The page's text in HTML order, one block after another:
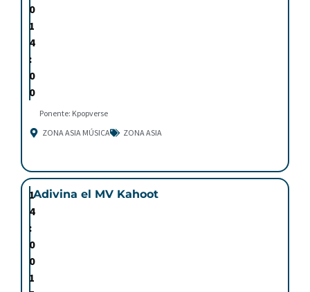
0
1
4
:
0
0
Ponente: Kpopverse
ZONA ASIA MÚSICA
ZONA ASIA
1
4
:
0
0
1
Adivina el MV Kahoot